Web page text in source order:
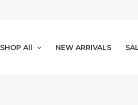
SHOP All NEW ARRIVALS